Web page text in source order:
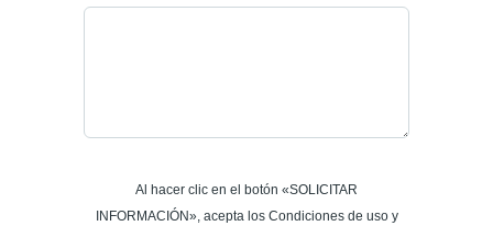
Al hacer clic en el botón «SOLICITAR
INFORMACIÓN», acepta los Condiciones de uso y